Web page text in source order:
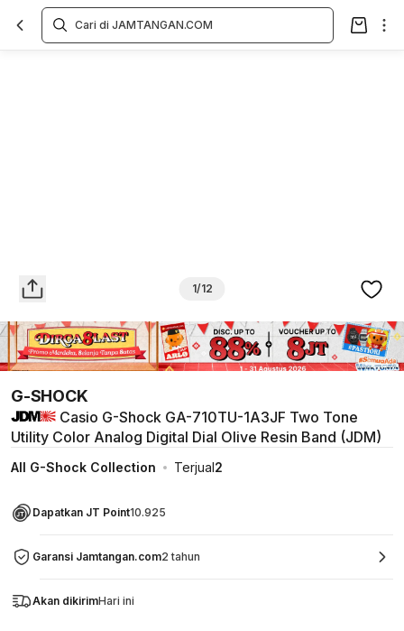
1/12
G-SHOCK
Casio G-Shock GA-710TU-1A3JF Two Tone
Utility Color Analog Digital Dial Olive Resin Band (JDM)
All G-Shock Collection Terjual2
Dapatkan JT Point10.925
Garansi Jamtangan.com2 tahun
Akan dikirimHari ini